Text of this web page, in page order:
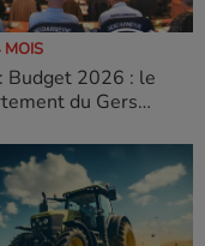
MOIS
du Gers
et au tourisme